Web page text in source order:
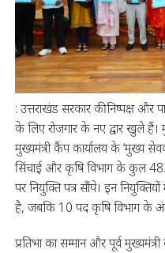
: उत्तराखंड सरकार की निष्पक्ष और
के लिए रोजगार के नए द्वार खुले हैं।
मुख्यमंत्री कैंप कार्यालय के ‘मुख्य
सिंचाई और कृषि विभाग के कुल
पर नियुक्ति पत्र सौंपे। इन
है, जबकि 10 पद कृषि विभाग के
प्रतिभा का सम्मान और पूर्व